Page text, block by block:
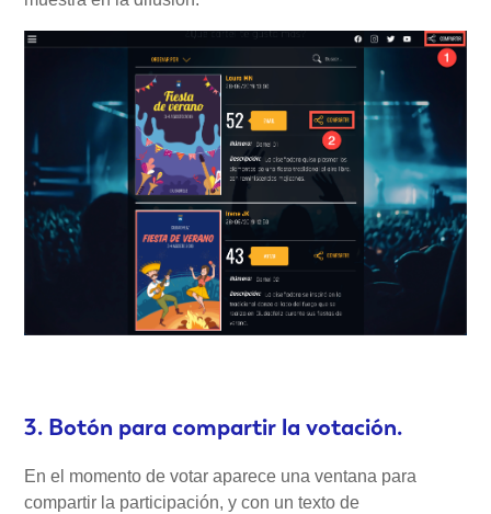
3. Botón para compartir la votación.
En el momento de votar aparece una ventana para
compartir la participación, y con un texto de